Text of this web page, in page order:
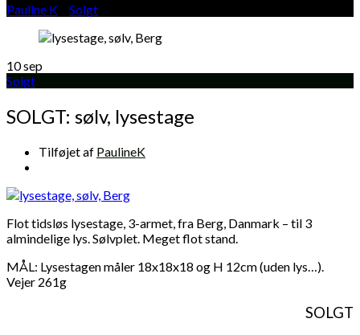
Pauline K Solgt
10sep
Solgt
SOLGT: sølv, lysestage
Tilføjet af PaulineK
Flot tidsløs lysestage, 3-armet, fra Berg, Danmark – til 3
almindelige lys. Sølvplet. Meget flot stand.
MÅL: Lysestagen måler 18x18x18 og H 12cm (uden lys…).
Vejer 261g
SOLGT